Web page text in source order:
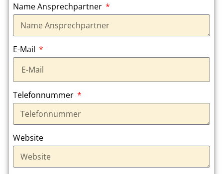
Name Ansprechpartner
E-Mail
Telefonnummer
Website